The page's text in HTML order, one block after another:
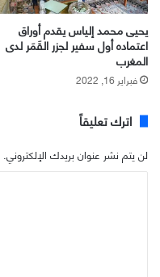
يحيى محمد إلياس يقدم أوراق
اعتماده أول سفير لجزر القَمَر لدى
المغرب
فبراير 16, 2022
اترك تعليقاً
لن يتم نشر عنوان بريدك الإلكتروني.